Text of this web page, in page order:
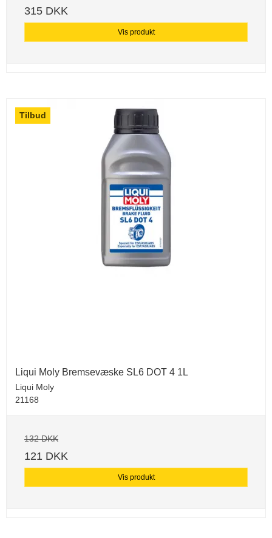
315 DKK
Vis produkt
Tilbud
Liqui Moly Bremsevæske SL6 DOT 4 1L
Liqui Moly
21168
132 DKK
121 DKK
Vis produkt